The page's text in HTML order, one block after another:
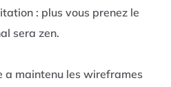
: plus vous prenez le
sera zen.
a maintenu les wireframes